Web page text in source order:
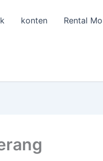
konten Rental